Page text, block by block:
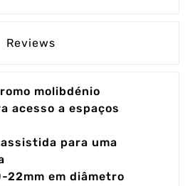
Reviews
molibdénio
acesso a espaços
para uma
22mm em diâmetro